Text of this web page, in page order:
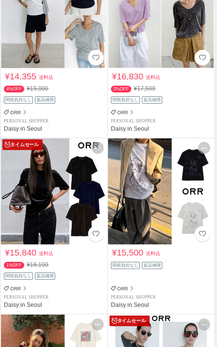
¥14,355送料込
4%OFF ¥15,000
関税負担なし 返品補償
ORR
PERSONAL SHOPPER
Daisy in Seoul
¥16,830送料込
3%OFF ¥17,500
関税負担なし 返品補償
ORR
PERSONAL SHOPPER
Daisy in Seoul
タイムセール
¥15,840送料込
1%OFF ¥16,100
関税負担なし 返品補償
ORR
PERSONAL SHOPPER
Daisy in Seoul
¥15,500送料込
関税負担なし 返品補償
ORR
PERSONAL SHOPPER
Daisy in Seoul
タイムセール